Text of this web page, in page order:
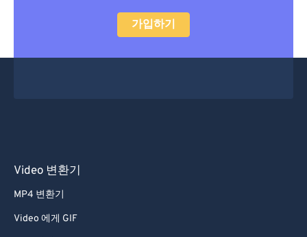
가입하기
Video 변환기
MP4 변환기
Video 에게 GIF